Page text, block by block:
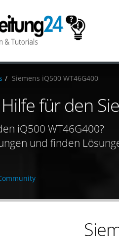
Siemens iQ500 WT46G400
für den
iQ500 WT46G400?
und finden